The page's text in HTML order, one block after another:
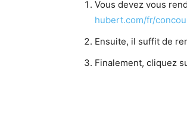
Vous devez vous
hubert.com/fr/
Ensuite, il suffit de
Finalement, cliquez